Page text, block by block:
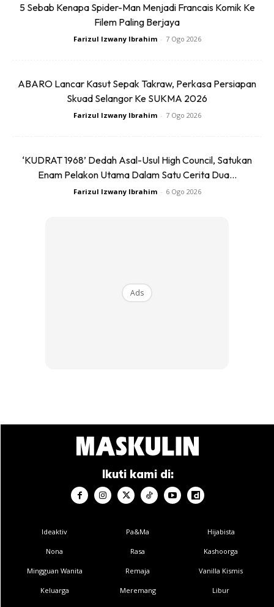
Ads
3. Kwsp
Aku xpernah kacau sampai la aku nak bayar duit
Bila aku terpaksa Overtime kt kerja. Duit overtime tu aku
akan masukkan kt bank islam. Tu jadi Savings aku. Aku nak g
5 Sebab Kenapa Spider-Man Menjadi Francais Komik Ke
Filem Paling Berjaya
Farizul Izwany Ibrahim - 7 Ogo 2026
ABARO Lancar Kasut Sepak Takraw, Perkasa Persiapan
Skuad Selangor Ke SUKMA 2026
Farizul Izwany Ibrahim - 7 Ogo 2026
‘KUDRAT 1968’ Dedah Asal-Usul High Council, Satukan
Enam Pelakon Utama Dalam Satu Cerita Dua...
Farizul Izwany Ibrahim - 6 Ogo 2026
Ads
Ikuti kami di:
Ideaktiv
Nona
Mingguan Wanita
Keluarga
Pa&Ma
Rasa
Remaja
Meremang
Hijabista
Kashoorga
Vanilla Kismis
Libur